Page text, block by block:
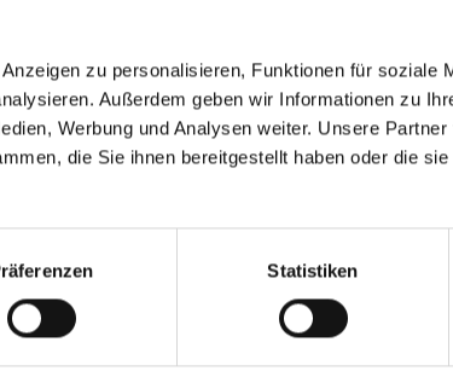
zu personalisieren, Funktionen für soziale
Außerdem geben wir Informationen zu
Werbung und Analysen weiter. Unsere
die Sie ihnen bereitgestellt haben oder die
Statistiken